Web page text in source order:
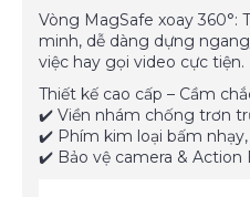
Vòng MagSafe xoay 360°:
minh, dễ dàng dựng
việc hay gọi video cực tiện.
Thiết kế cao cấp – Cầm
✔️ Viền nhám chống trơn
✔️ Phím kim loại bấm
✔️ Bảo vệ camera &